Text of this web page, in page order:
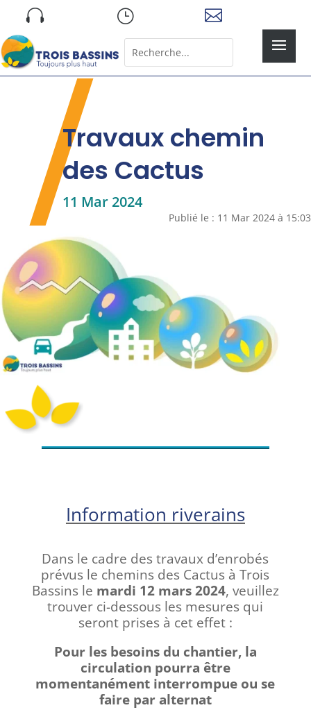
 } 
for...
Travaux chemin
des Cactus
11 Mar 2024
Publié le : 11 Mar 2024 à 15:03
Information riverains
Dans le cadre des travaux d’enrobés
prévus le chemins des Cactus à Trois
Bassins le mardi 12 mars 2024, veuillez
trouver ci-dessous les mesures qui
seront prises à cet effet :
Pour les besoins du chantier, la
circulation pourra être
momentanément interrompue ou se
faire par alternat